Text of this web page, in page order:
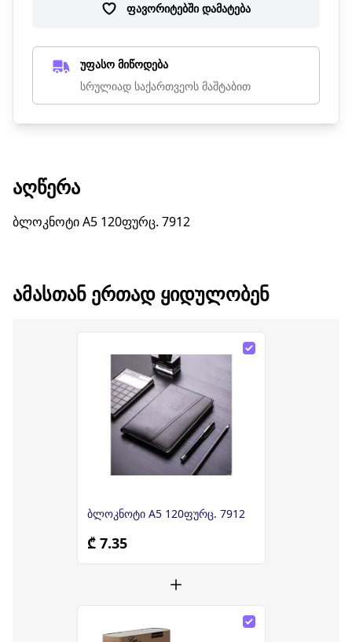
ფავორიტებში დამატება
უფასო მიწოდება
სრულიად საქართვეოს მაშტაბით
ᲐᲦᲬᲔᲠᲐ
ბლოკნოტი A5 120ფურც. 7912
ᲐᲛᲐᲡᲗᲐᲜ ᲔᲠᲗᲐᲓ ᲧᲘᲓᲣᲚᲝᲑᲔᲜ
ბლოკნოტი A5 120ფურც. 7912
₾ 7.35